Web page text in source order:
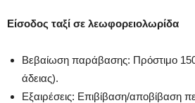
Είσοδος ταξί σε λεωφορειολωρίδα
Βεβαίωση παράβασης: Πρόστιμο
άδειας).
Εξαιρέσεις: Επιβίβαση/αποβίβαση